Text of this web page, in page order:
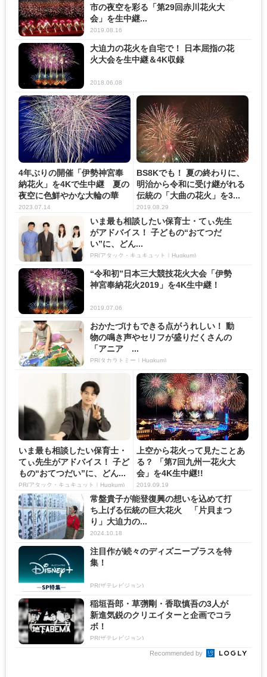
市の夜空を彩る「第29回赤川花火大
会」を生中継...
2019.08.16
大迫力の花火を自宅で！ 日本屈指の花
火大会を生中継＆4K収録
2018.06.08
4年ぶりの開催「伊勢神宮奉
納花火」を4Kで生中継 夏の
夜空に色鮮やかな大輪の華
が...
2023.07.14
BS8Kでも！ 夏の終わりに、
明治から令和に受け継がれる
伝統の「大曲の花火」を3...
2019.08.29
いま最も相談したい保育士・てぃ先生
がアドバイス！ 子どもの“おてつだ
い”に、どん...
PR(アタック・キュキュット｜Hugkum)
“令和初”日本三大競技花火大会「伊勢
神宮奉納花火2019」を4K生中継！
2019.07.06
おかたづけもできる点がうれしい！ 動
物の鳴き声やセリフが盛りだくさんの
「アニア ...
PR(タカラトミー｜Hugkum)
いま最も相談したい保育士・
てぃ先生がアドバイス！ 子ど
もの“おてつだい”に、どん...
PR(アタック・キュキュット｜Hugkum)
上空から花火って見たことあ
る？ 「第7回九州一花火大
会」を4K生中継!!
2019.09.19
常盤貴子が能登復興の想いを込めて打
ち上げる伝統の巨大花火 「片貝まつ
り」大迫力の...
2024.10.18
注目作が続々のディズニープラスを特
集！
PR(ザテレビジョン)
稲垣吾郎・草彅剛・香取慎吾の3人が
新進気鋭のクリエイターと企画でコラ
ボ！
PR(ザテレビジョン)
Recommended by